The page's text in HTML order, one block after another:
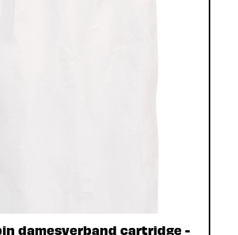
damesverband cartridge -